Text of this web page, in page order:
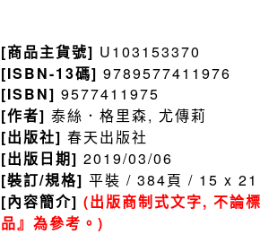
[商品主貨號] U103153370
[ISBN-13碼] 9789577411976
[ISBN] 9577411975
[作者] 泰絲．格里森, 尤傳莉
[出版社] 春天出版社
[出版日期] 2019/03/06
[裝訂/規格] 平裝 / 384頁 / 15 x
[內容簡介] (出版商制式文字, 不論
品』為參考。)